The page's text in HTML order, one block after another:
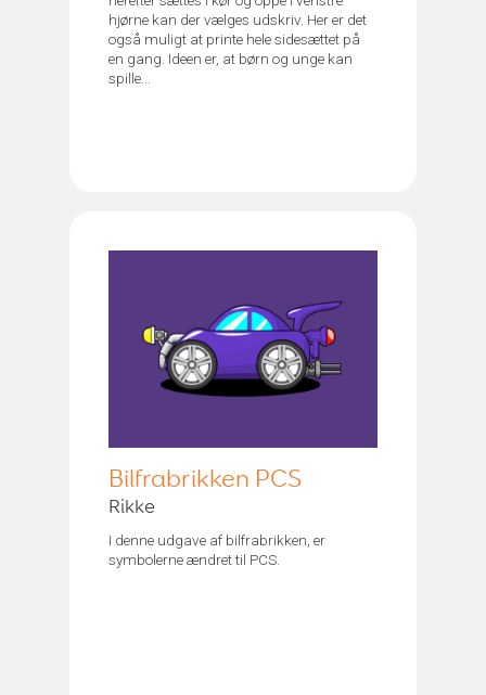
hjørne kan der vælges udskriv. Her er det
også muligt at printe hele sidesættet på
en gang. Ideen er, at børn og unge kan
spille...
Bilfrabrikken PCS
Rikke
I denne udgave af bilfrabrikken, er
symbolerne ændret til PCS.